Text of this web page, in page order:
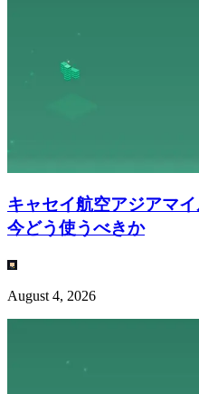
キャセイ航空アジアマ
今どう使うべきか
August 4, 2026